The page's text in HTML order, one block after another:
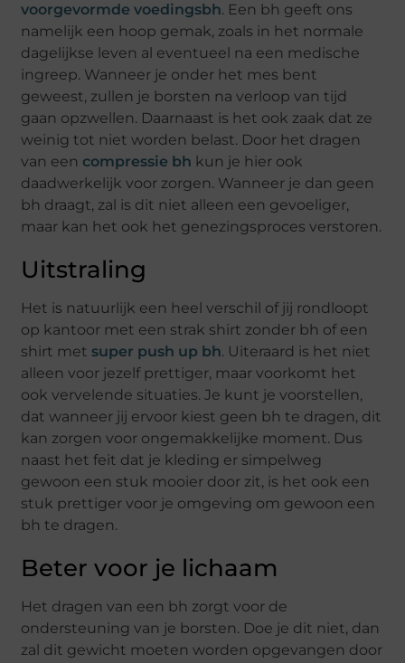
voorgevormde voedingsbh. Een bh geeft ons
namelijk een hoop gemak, zoals in het normale
dagelijkse leven al eventueel na een medische
ingreep. Wanneer je onder het mes bent
geweest, zullen je borsten na verloop van tijd
gaan opzwellen. Daarnaast is het ook zaak dat ze
weinig tot niet worden belast. Door het dragen
van een compressie bh kun je hier ook
daadwerkelijk voor zorgen. Wanneer je dan geen
bh draagt, zal is dit niet alleen een gevoeliger,
maar kan het ook het genezingsproces verstoren.
Uitstraling
Het is natuurlijk een heel verschil of jij rondloopt
op kantoor met een strak shirt zonder bh of een
shirt met super push up bh. Uiteraard is het niet
alleen voor jezelf prettiger, maar voorkomt het
ook vervelende situaties. Je kunt je voorstellen,
dat wanneer jij ervoor kiest geen bh te dragen, dit
kan zorgen voor ongemakkelijke moment. Dus
naast het feit dat je kleding er simpelweg
gewoon een stuk mooier door zit, is het ook een
stuk prettiger voor je omgeving om gewoon een
bh te dragen.
Beter voor je lichaam
Het dragen van een bh zorgt voor de
ondersteuning van je borsten. Doe je dit niet, dan
zal dit gewicht moeten worden opgevangen door